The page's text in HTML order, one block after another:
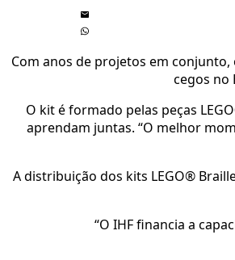
Com anos de projetos em
cegos no
O kit é formado pelas peças
aprendam juntas. “O melhor
A distribuição dos kits LEGO®
“O IHF financia a